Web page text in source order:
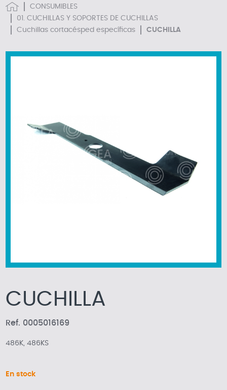
CONSUMIBLES
01. CUCHILLAS Y SOPORTES DE CUCHILLAS
Cuchillas cortacésped específicas
CUCHILLA
CUCHILLA
Ref. 0005016169
486K, 486KS
En stock